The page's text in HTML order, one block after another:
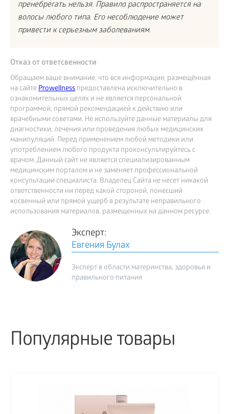
пренебрегать нельзя. Правило распространяется на
волосы любого типа. Его несоблюдение может
привести к серьезным заболеваниям.
Отказ от ответсвенности
Обращаем ваше внимание, что вся информация, размещённая
на сайтеProwellness предоставлена исключительно в
ознакомительных целях и не является персональной
программой, прямой рекомендацией к действию или
врачебными советами. Не используйте данные материалы для
диагностики, лечения или проведения любых медицинских
манипуляций. Перед применением любой методики или
употреблением любого продукта проконсультируйтесь с
врачом. Данный сайт не является специализированным
медицинским порталом и не заменяет профессиональной
консультации специалиста. Владелец Сайта не несет никакой
ответственности ни перед какой стороной, понесший
косвенный или прямой ущерб в результате неправильного
использования материалов, размещенных на данном ресурсе.
Эксперт:
Евгения Булах
Эксперт в области материнства, здоровья и
правильного питания
Популярные товары